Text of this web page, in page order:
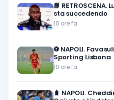
📘
sta succedendo
10 ore fa
⚽️ NAPOLI.
Sporting Lisbona
10 ore fa
🧳 NAPOLI.